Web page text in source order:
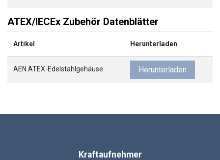
ATEX/IECEx Zubehör Datenblätter
Artikel Herunterladen
AEN ATEX-Edelstahlgehäuse Herunterladen
Kraftaufnehmer